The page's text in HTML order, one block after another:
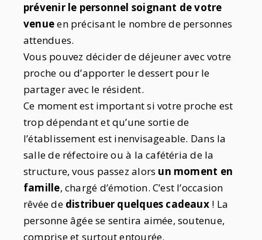
prévenir le personnel soignant de votre
venueen précisant le nombre de personnes
attendues.
Vous pouvez décider de déjeuner avec votre
proche ou d’apporter le dessert pour le
partager avec le résident.
Ce moment est important si votre proche est
trop dépendant et qu’une sortie de
l’établissement est inenvisageable. Dans la
salle de réfectoire ou à la cafétéria de la
structure, vous passez alors un moment en
famille, chargé d’émotion. C’est l’occasion
rêvée de distribuer quelques cadeaux! La
personne âgée se sentira aimée, soutenue,
comprise et surtout entourée.